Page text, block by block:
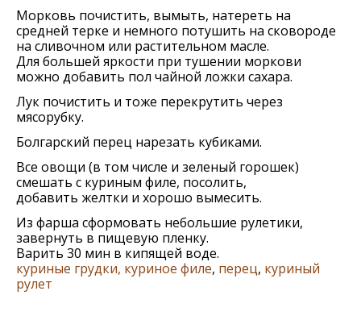
Морковь почистить, вымыть, натереть на
средней терке и немного потушить на сковороде
на сливочном или растительном масле.
Для большей яркости при тушении моркови
можно добавить пол чайной ложки сахара.
Лук почистить и тоже перекрутить через
мясорубку.
Болгарский перец нарезать кубиками.
Все овощи (в том числе и зеленый горошек)
смешать с куриным филе, посолить,
добавить желтки и хорошо вымесить.
Из фарша сформовать небольшие рулетики,
завернуть в пищевую пленку.
Варить 30 мин в кипящей воде.
куриные грудки, куриное филе, перец, куриный
рулет